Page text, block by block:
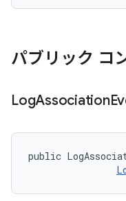
パブリック コ
LogAssociation
public